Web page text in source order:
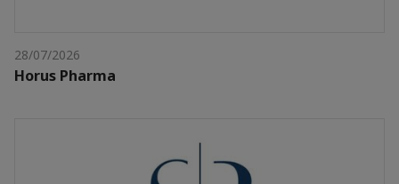
28/07/2026
Horus Pharma